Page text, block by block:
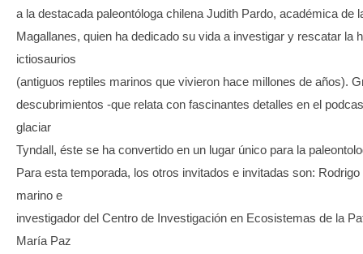
a la destacada paleontóloga chilena Judith Pardo, académica de
Magallanes, quien ha dedicado su vida a investigar y rescatar la
ictiosaurios
(antiguos reptiles marinos que vivieron hace millones de años).
descubrimientos -que relata con fascinantes detalles en el
glaciar
Tyndall, éste se ha convertido en un lugar único para la
Para esta temporada, los otros invitados e invitadas son: Rodrigo
marino e
investigador del Centro de Investigación en Ecosistemas de la
María Paz